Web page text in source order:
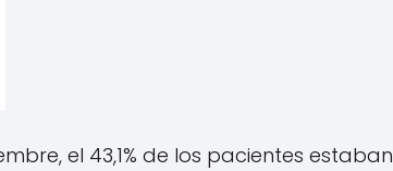
el 43,1% de los pacientes estaban